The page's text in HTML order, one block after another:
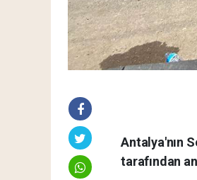
Antalya'nın
tarafından